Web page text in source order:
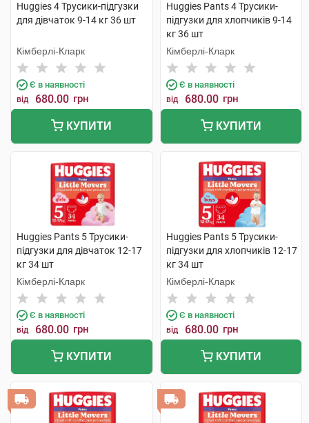
Huggies 4 Трусики-підгузки
для дівчаток 9-14 кг 36 шт
Кімберлі-Кларк
Є в наявності
від 680.00 грн
КУПИТИ
Huggies Pants 4 Трусики-
підгузки для хлопчиків 9-14
кг 36 шт
Кімберлі-Кларк
Є в наявності
від 680.00 грн
КУПИТИ
Huggies Pants 5 Трусики-
підгузки для дівчаток 12-17
кг 34 шт
Кімберлі-Кларк
Є в наявності
від 680.00 грн
КУПИТИ
Huggies Pants 5 Трусики-
підгузки для хлопчиків 12-17
кг 34 шт
Кімберлі-Кларк
Є в наявності
від 680.00 грн
КУПИТИ